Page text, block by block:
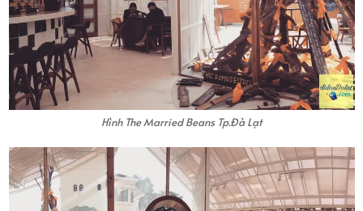
Hình The Married Beans Tp.Đà Lạt